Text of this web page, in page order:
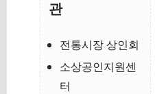
관
전통시장 상인회
소상공인지원센
터